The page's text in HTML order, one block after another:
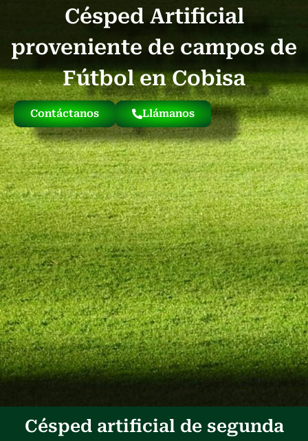
Césped Artificial
proveniente de campos de
Fútbol en Cobisa
Contáctanos Llámanos
Césped artificial de segunda